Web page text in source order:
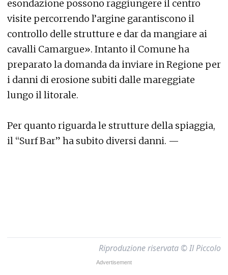
esondazione possono raggiungere il centro
visite percorrendo l’argine garantiscono il
controllo delle strutture e dar da mangiare ai
cavalli Camargue». Intanto il Comune ha
preparato la domanda da inviare in Regione per
i danni di erosione subiti dalle mareggiate
lungo il litorale.
Per quanto riguarda le strutture della spiaggia,
il “Surf Bar” ha subito diversi danni. —
Riproduzione riservata © Il Piccolo